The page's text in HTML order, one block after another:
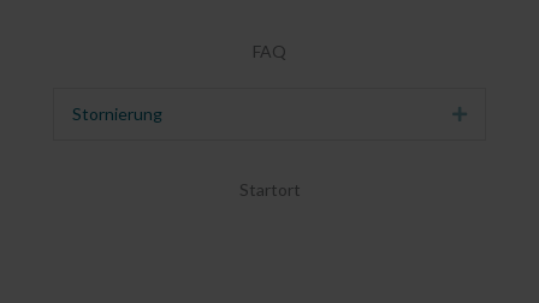
FAQ
Stornierung Erweitern
Startort